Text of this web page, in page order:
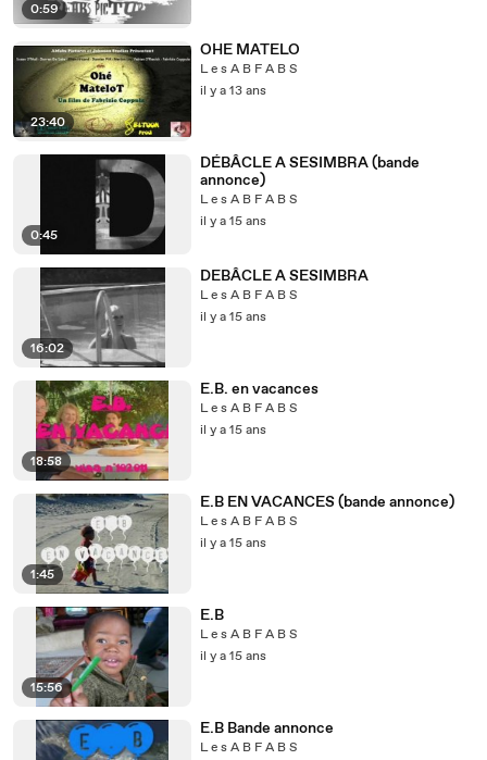
0:59
23:40
OHE MATELO
L e s A B F A B S
il y a 13 ans
0:45
DÉBÂCLE A SESIMBRA (bande
annonce)
L e s A B F A B S
il y a 15 ans
16:02
DEBÂCLE A SESIMBRA
L e s A B F A B S
il y a 15 ans
18:58
E.B. en vacances
L e s A B F A B S
il y a 15 ans
1:45
E.B EN VACANCES (bande annonce)
L e s A B F A B S
il y a 15 ans
15:56
E.B
L e s A B F A B S
il y a 15 ans
E.B Bande annonce
L e s A B F A B S